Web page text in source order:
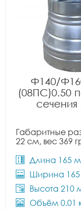
Ф140/
(08ПС)0.50
Габаритные
22 см, вес 369
Длина 165
Ширина
Высота 210
Объём 0.01